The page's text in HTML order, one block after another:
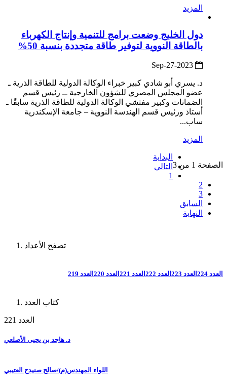
المزيد
دول الخليج وضعت برامج للتنمية وإنتاج الكهرباء
بالطاقة النووية لتوفير طاقة متجددة بنسبة 50%
د. يسري أبو شادي كبير خبراء الوكالة الدولية للطاقة الذرية ـ
عضو المجلس المصري للشؤون الخارجية ــ رئيس قسم
الضمانات وكبير مفتشي الوكالة الدولية للطاقة الذرية سابقًا ـ
أستاذ ورئيس قسم الهندسة النووية – جامعة الإسكندرية
ساب...
المزيد
الصفحة 1 من 3
البداية
التالي
1
2
3
السابق
النهاية
تصفح الأعداد
العدد 224 العدد 223 العدد 222 العدد 221 العدد 220 العدد 219
كتاب العدد
العدد 221
د. هاجد بن يحيى الأصلعي
اللواء المهندس(م)/صالح صنيدح العتيبي